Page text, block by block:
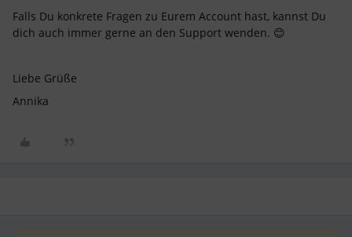
Falls Du konkrete Fragen zu Eurem Account hast, kannst Du
dich auch immer gerne an den Support wenden. 😊
Liebe Grüße
Annika